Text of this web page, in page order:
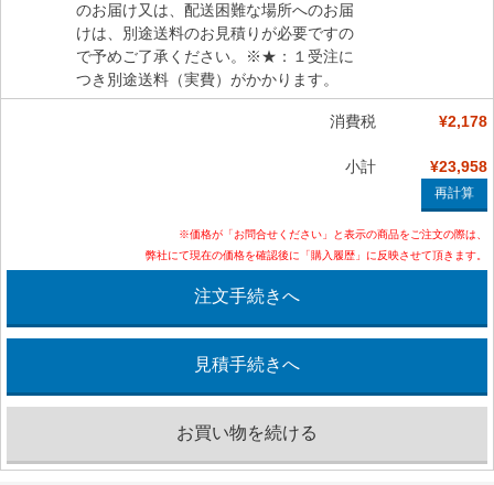
のお届け又は、配送困難な場所へのお届
けは、別途送料のお見積りが必要ですの
で予めご了承ください。※★：１受注に
つき別途送料（実費）がかかります。
消費税 ¥2,178
小計 ¥23,958
※価格が「お問合せください」と表示の商品をご注文の際は、
弊社にて現在の価格を確認後に「購入履歴」に反映させて頂きます。